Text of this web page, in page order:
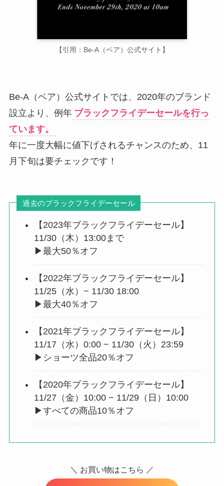
【引用：Be-A（ベア）公式サイト】
Be-A（ベア）公式サイトでは、2020年のブランド
設立より、例年 ブラックフライデーセールを行っ
ています。
年に一度大幅に値下げされるチャンスのため、11
月下旬は要チェックです！
過去のブラックフライデーセール
【2023年ブラックフライデーセール】
11/30（木）13:00まで
▶︎最大50％オフ
【2022年ブラックフライデーセール】
11/25（水）− 11/30 18:00
▶︎最大40％オフ
【2021年ブラックフライデーセール】
11/17（水）0:00 − 11/30（火）23:59
▶︎ショーツ全品20％オフ
【2020年ブラックフライデーセール】
11/27（金）10:00 − 11/29（日）10:00
▶︎すべての商品10％オフ
＼ お買い物はこちら ／